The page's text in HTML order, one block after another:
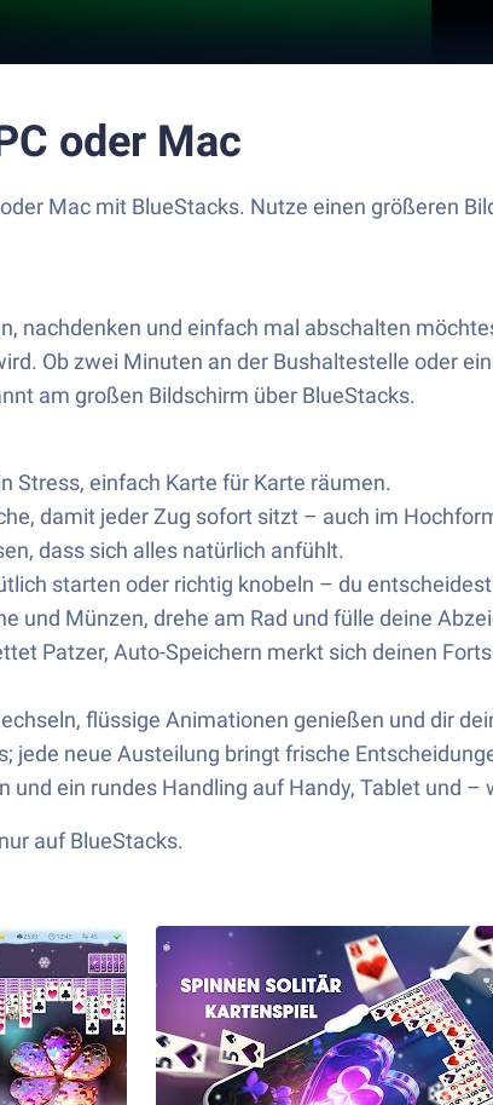
oder Mac
Mac mit BlueStacks. Nutze einen größeren
nachdenken und einfach mal abschalten
Ob zwei Minuten an der Bushaltestelle oder
am großen Bildschirm über BlueStacks.
Stress, einfach Karte für Karte räumen.
damit jeder Zug sofort sitzt – auch im
dass sich alles natürlich anfühlt.
starten oder richtig knobeln – du
und Münzen, drehe am Rad und fülle deine
Patzer, Auto-Speichern merkt sich deinen
flüssige Animationen genießen und dir
jede neue Austeilung bringt frische
ein rundes Handling auf Handy, Tablet und
auf BlueStacks.